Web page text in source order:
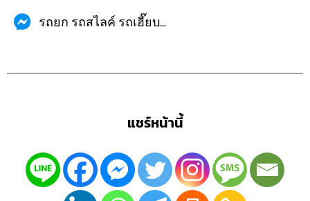
รถยก รถสไลค์ รถเฮี๊ยบ...
แชร์หน้านี้